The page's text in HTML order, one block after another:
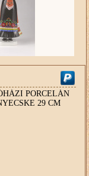
PORCELÁN
29 CM